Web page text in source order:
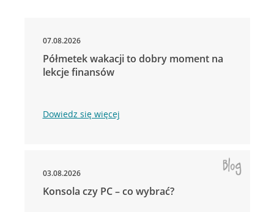
07.08.2026
Półmetek wakacji to dobry moment na
lekcje finansów
Dowiedz się więcej
03.08.2026
Konsola czy PC – co wybrać?